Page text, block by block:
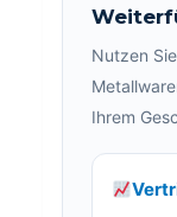
Nutzen
Ihrem